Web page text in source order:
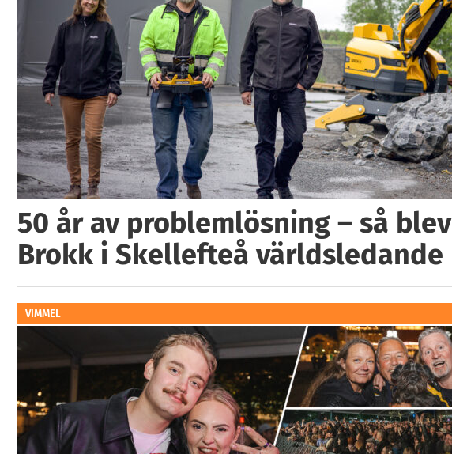
50 år av problemlösning – så blev
Brokk i Skellefteå världsledande
VIMMEL